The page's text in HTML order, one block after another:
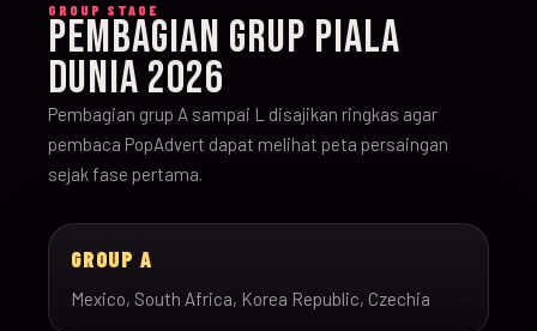
GROUP STAGE
PEMBAGIAN GRUP PIALA
DUNIA 2026
Pembagian grup A sampai L disajikan ringkas agar
pembaca PopAdvert dapat melihat peta persaingan
sejak fase pertama.
GROUP A
Mexico, South Africa, Korea Republic, Czechia